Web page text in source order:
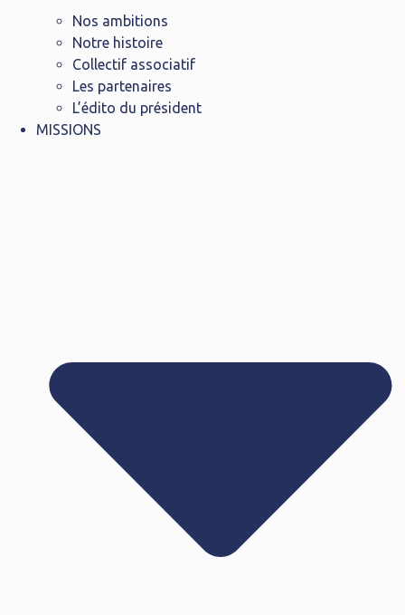
Nos ambitions
Notre histoire
Collectif associatif
Les partenaires
L’édito du président
MISSIONS